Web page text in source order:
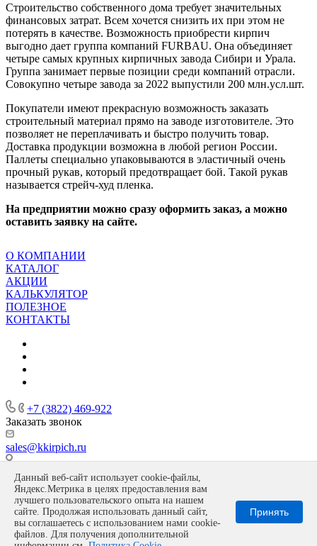
Строительство собственного дома требует значительных
финансовых затрат. Всем хочется снизить их при этом не
потерять в качестве. Возможность приобрести кирпич
выгодно дает группа компаний FURBAU. Она объединяет
четыре самых крупных кирпичных завода Сибири и Урала.
Группа занимает первые позиции среди компаний отрасли.
Совокупно четыре завода за 2022 выпустили 200 млн.усл.шт.
Покупатели имеют прекрасную возможность заказать
строительный материал прямо на заводе изготовителе. Это
позволяет не переплачивать и быстро получить товар.
Доставка продукции возможна в любой регион России.
Паллеты специально упаковываются в эластичный очень
прочный рукав, который предотвращает бой. Такой рукав
называется стрейч-худ пленка.
На предприятии можно сразу оформить заказ, а можно
оставить заявку на сайте.
О КОМПАНИИ
КАТАЛОГ
АКЦИИ
КАЛЬКУЛЯТОР
ПОЛЕЗНОЕ
КОНТАКТЫ
+7 (3822) 469-922
Заказать звонок
sales@kkirpich.ru
Офис г. Томск, ул. Гоголя, 55, Завод: Томская область, пос.
Копылово, ул. Морозова, 2а
Политика конфиденциальности
Данный веб-сайт использует cookie-файлы,
Яндекс.Метрика в целях предоставления вам
лучшего пользовательского опыта на нашем
сайте. Продолжая использовать данный сайт,
вы соглашаетесь с использованием нами cookie-
файлов. Для получения дополнительной
Принять